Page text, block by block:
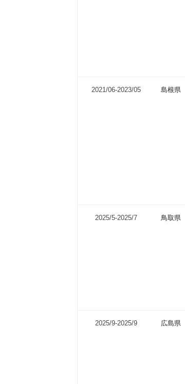
2021/06-2023/05 島根県
2025/5-2025/7 鳥取県
2025/9-2025/9 広島県